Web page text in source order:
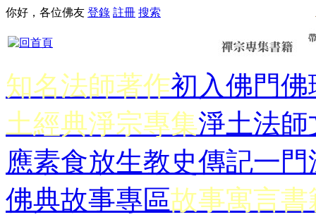
你好，各位佛友 登錄 註冊 搜索
知名法師著作初入佛門佛
土經典淨宗專集淨土法師
應素食放生教史傳記一門
佛典故事專區故事寓言書